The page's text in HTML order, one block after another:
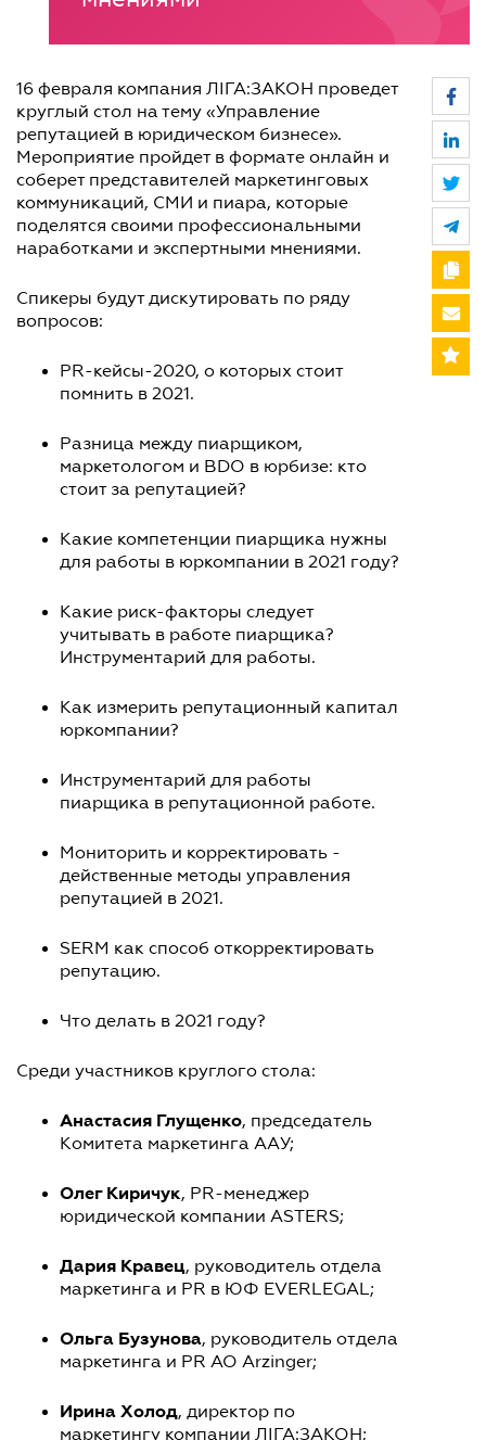
16 февраля компания ЛІГА:ЗАКОН проведет
круглый стол на тему «Управление
репутацией в юридическом бизнесе».
Мероприятие пройдет в формате онлайн и
соберет представителей маркетинговых
коммуникаций, СМИ и пиара, которые
поделятся своими профессиональными
наработками и экспертными мнениями.
Спикеры будут дискутировать по ряду
вопросов:
PR-кейсы-2020, о которых стоит
помнить в 2021.
Разница между пиарщиком,
маркетологом и BDO в юрбизе: кто
стоит за репутацией?
Какие компетенции пиарщика нужны
для работы в юркомпании в 2021 году?
Какие риск-факторы следует
учитывать в работе пиарщика?
Инструментарий для работы.
Как измерить репутационный капитал
юркомпании?
Инструментарий для работы
пиарщика в репутационной работе.
Мониторить и корректировать -
действенные методы управления
репутацией в 2021.
SERM как способ откорректировать
репутацию.
Что делать в 2021 году?
Среди участников круглого стола:
Анастасия Глущенко, председатель
Комитета маркетинга ААУ;
Олег Киричук, PR-менеджер
юридической компании ASTERS;
Дария Кравец, руководитель отдела
маркетинга и PR в ЮФ EVERLEGAL;
Ольга Бузунова, руководитель отдела
маркетинга и PR AO Arzinger;
Ирина Холод, директор по
маркетингу компании ЛІГА:ЗАКОН;